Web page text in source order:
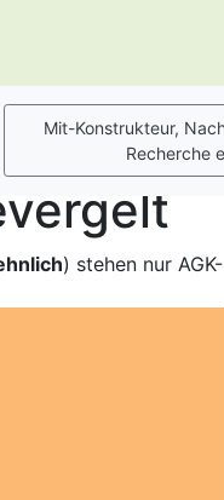
) stehen nur AGK-